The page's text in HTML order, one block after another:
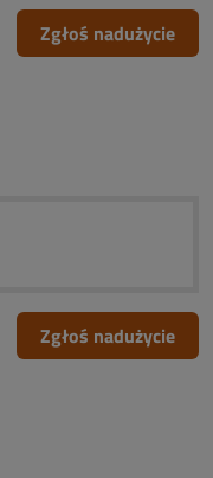
Zgłoś nadużycie
Zgłoś nadużycie